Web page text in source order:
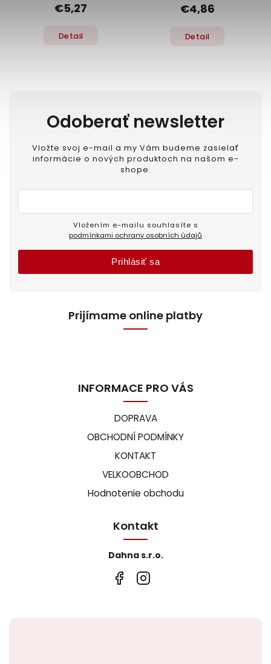
€5,27
Detail
€4,86
Detail
Odoberať newsletter
Vložte svoj e-mail a my Vám budeme zasielať
informácie o nových produktoch na našom e-
shope.
podmínkami ochrany osobních údajů
Prihlásiť sa
Prijímame online platby
INFORMACE PRO VÁS
DOPRAVA
OBCHODNÍ PODMÍNKY
KONTAKT
VELKOOBCHOD
Hodnotenie obchodu
Kontakt
Dahna s.r.o.